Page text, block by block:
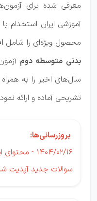
معرفی شده برای
آموزشی ایران استخدام
محصول ویژه‌ای را شامل
بدنی متوسطه دوم
سال‌های اخیر را به همراه
تشریحی آماده و ارائه
بروزرسانی‌ها:
1404/02/16
سوالات جدید آپدیت